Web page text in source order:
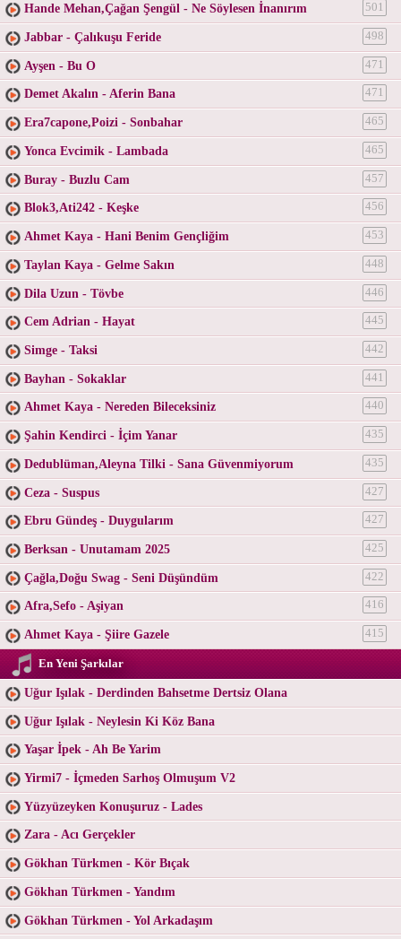
Hande Mehan,Çağan Şengül - Ne Söylesen İnanırım 501
Jabbar - Çalıkuşu Feride 498
Ayşen - Bu O 471
Demet Akalın - Aferin Bana 471
Era7capone,Poizi - Sonbahar 465
Yonca Evcimik - Lambada 465
Buray - Buzlu Cam 457
Blok3,Ati242 - Keşke 456
Ahmet Kaya - Hani Benim Gençliğim 453
Taylan Kaya - Gelme Sakın 448
Dila Uzun - Tövbe 446
Cem Adrian - Hayat 445
Simge - Taksi 442
Bayhan - Sokaklar 441
Ahmet Kaya - Nereden Bileceksiniz 440
Şahin Kendirci - İçim Yanar 435
Dedublüman,Aleyna Tilki - Sana Güvenmiyorum 435
Ceza - Suspus 427
Ebru Gündeş - Duygularım 427
Berksan - Unutamam 2025 425
Çağla,Doğu Swag - Seni Düşündüm 422
Afra,Sefo - Aşiyan 416
Ahmet Kaya - Şiire Gazele 415
En Yeni Şarkılar
Uğur Işılak - Derdinden Bahsetme Dertsiz Olana
Uğur Işılak - Neylesin Ki Köz Bana
Yaşar İpek - Ah Be Yarim
Yirmi7 - İçmeden Sarhoş Olmuşum V2
Yüzyüzeyken Konuşuruz - Lades
Zara - Acı Gerçekler
Gökhan Türkmen - Kör Bıçak
Gökhan Türkmen - Yandım
Gökhan Türkmen - Yol Arkadaşım